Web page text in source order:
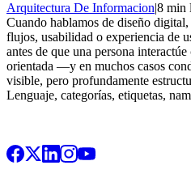
Arquitectura De Informacion|8 min
Cuando hablamos de diseño
flujos, usabilidad o experiencia de
antes de que una persona
orientada —y en muchos casos
visible, pero profundamente
Lenguaje, categorías, etiquetas,